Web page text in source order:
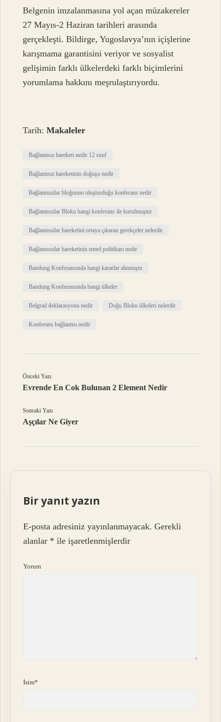
Belgenin imzalanmasına yol açan müzakereler
27 Mayıs-2 Haziran tarihleri ​​arasında
gerçekleşti. Bildirge, Yugoslavya’nın içişlerine
karışmama garantisini veriyor ve sosyalist
gelişimin farklı ülkelerdeki farklı biçimlerini
yorumlama hakkını meşrulaştırıyordu.
Tarih:Makaleler
Bağlantısız hareketi nedir 12 sınıf
Bağlantısız hareketinin doğuşu nedir
Bağlantısızlar bloğunun oluşturduğu konferans nedir
Bağlantısızlar Bloku hangi konferans ile kurulmuştur
Bağlantısızlar hareketini ortaya çıkaran gerekçeler nelerdir
Bağlantısızlar hareketinin temel politikası nedir
Bandung Konferansında hangi kararlar alınmıştır
Bandung Konferansında hangi ülkeler
Belgrad deklarasyonu nedir Doğu Bloku ülkeleri nelerdir
Konferans bağlantısı nedir
Önceki Yazı
Evrende En Cok Bulunan 2 Element Nedir
Sonraki Yazı
Aşçılar Ne Giyer
Bir yanıt yazın
E-posta adresiniz yayınlanmayacak. Gerekli
alanlar * ile işaretlenmişlerdir
Yorum
İsim*